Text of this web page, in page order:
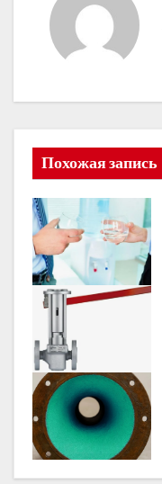
и
я
п
о
з
а
и
с
я
м
Похожая запись